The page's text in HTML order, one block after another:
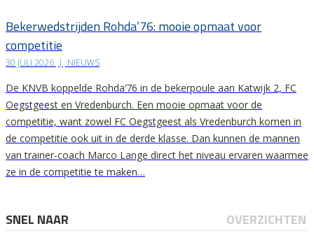
Bekerwedstrijden Rohda’76: mooie opmaat voor
competitie
30 JULI 2026 | NIEUWS
De KNVB koppelde Rohda’76 in de bekerpoule aan Katwijk 2, FC
Oegstgeest en Vredenburch. Een mooie opmaat voor de
competitie, want zowel FC Oegstgeest als Vredenburch komen in
de competitie ook uit in de derde klasse. Dan kunnen de mannen
van trainer-coach Marco Lange direct het niveau ervaren waarmee
ze in de competitie te maken…
SNEL NAAR OVERZICHTEN